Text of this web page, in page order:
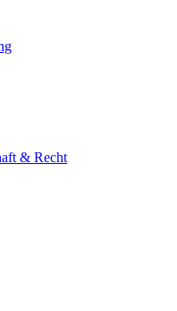
& Recht